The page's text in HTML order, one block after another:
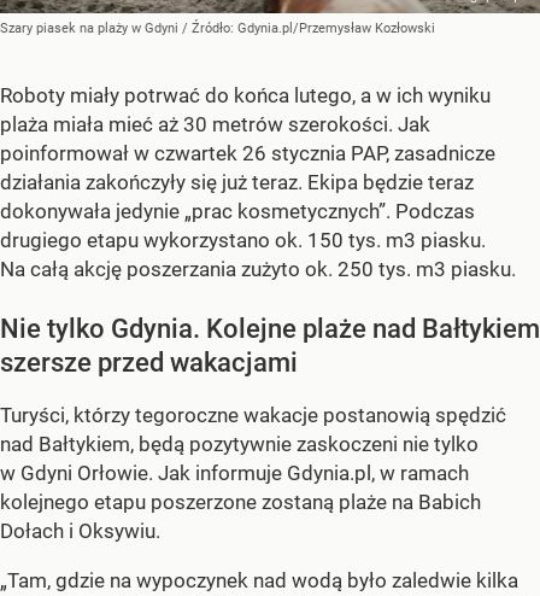
Szary piasek na plaży w Gdyni / Źródło: Gdynia.pl/Przemysław Kozłowski
Roboty miały potrwać do końca lutego, a w ich wyniku
plaża miała mieć aż 30 metrów szerokości. Jak
poinformował w czwartek 26 stycznia PAP, zasadnicze
działania zakończyły się już teraz. Ekipa będzie teraz
dokonywała jedynie „prac kosmetycznych”. Podczas
drugiego etapu wykorzystano ok. 150 tys. m3 piasku.
Na całą akcję poszerzania zużyto ok. 250 tys. m3 piasku.
Nie tylko Gdynia. Kolejne plaże nad Bałtykiem
szersze przed wakacjami
Turyści, którzy tegoroczne wakacje postanowią spędzić
nad Bałtykiem, będą pozytywnie zaskoczeni nie tylko
w Gdyni Orłowie. Jak informuje Gdynia.pl, w ramach
kolejnego etapu poszerzone zostaną plaże na Babich
Dołach i Oksywiu.
„Tam, gdzie na wypoczynek nad wodą było zaledwie kilka